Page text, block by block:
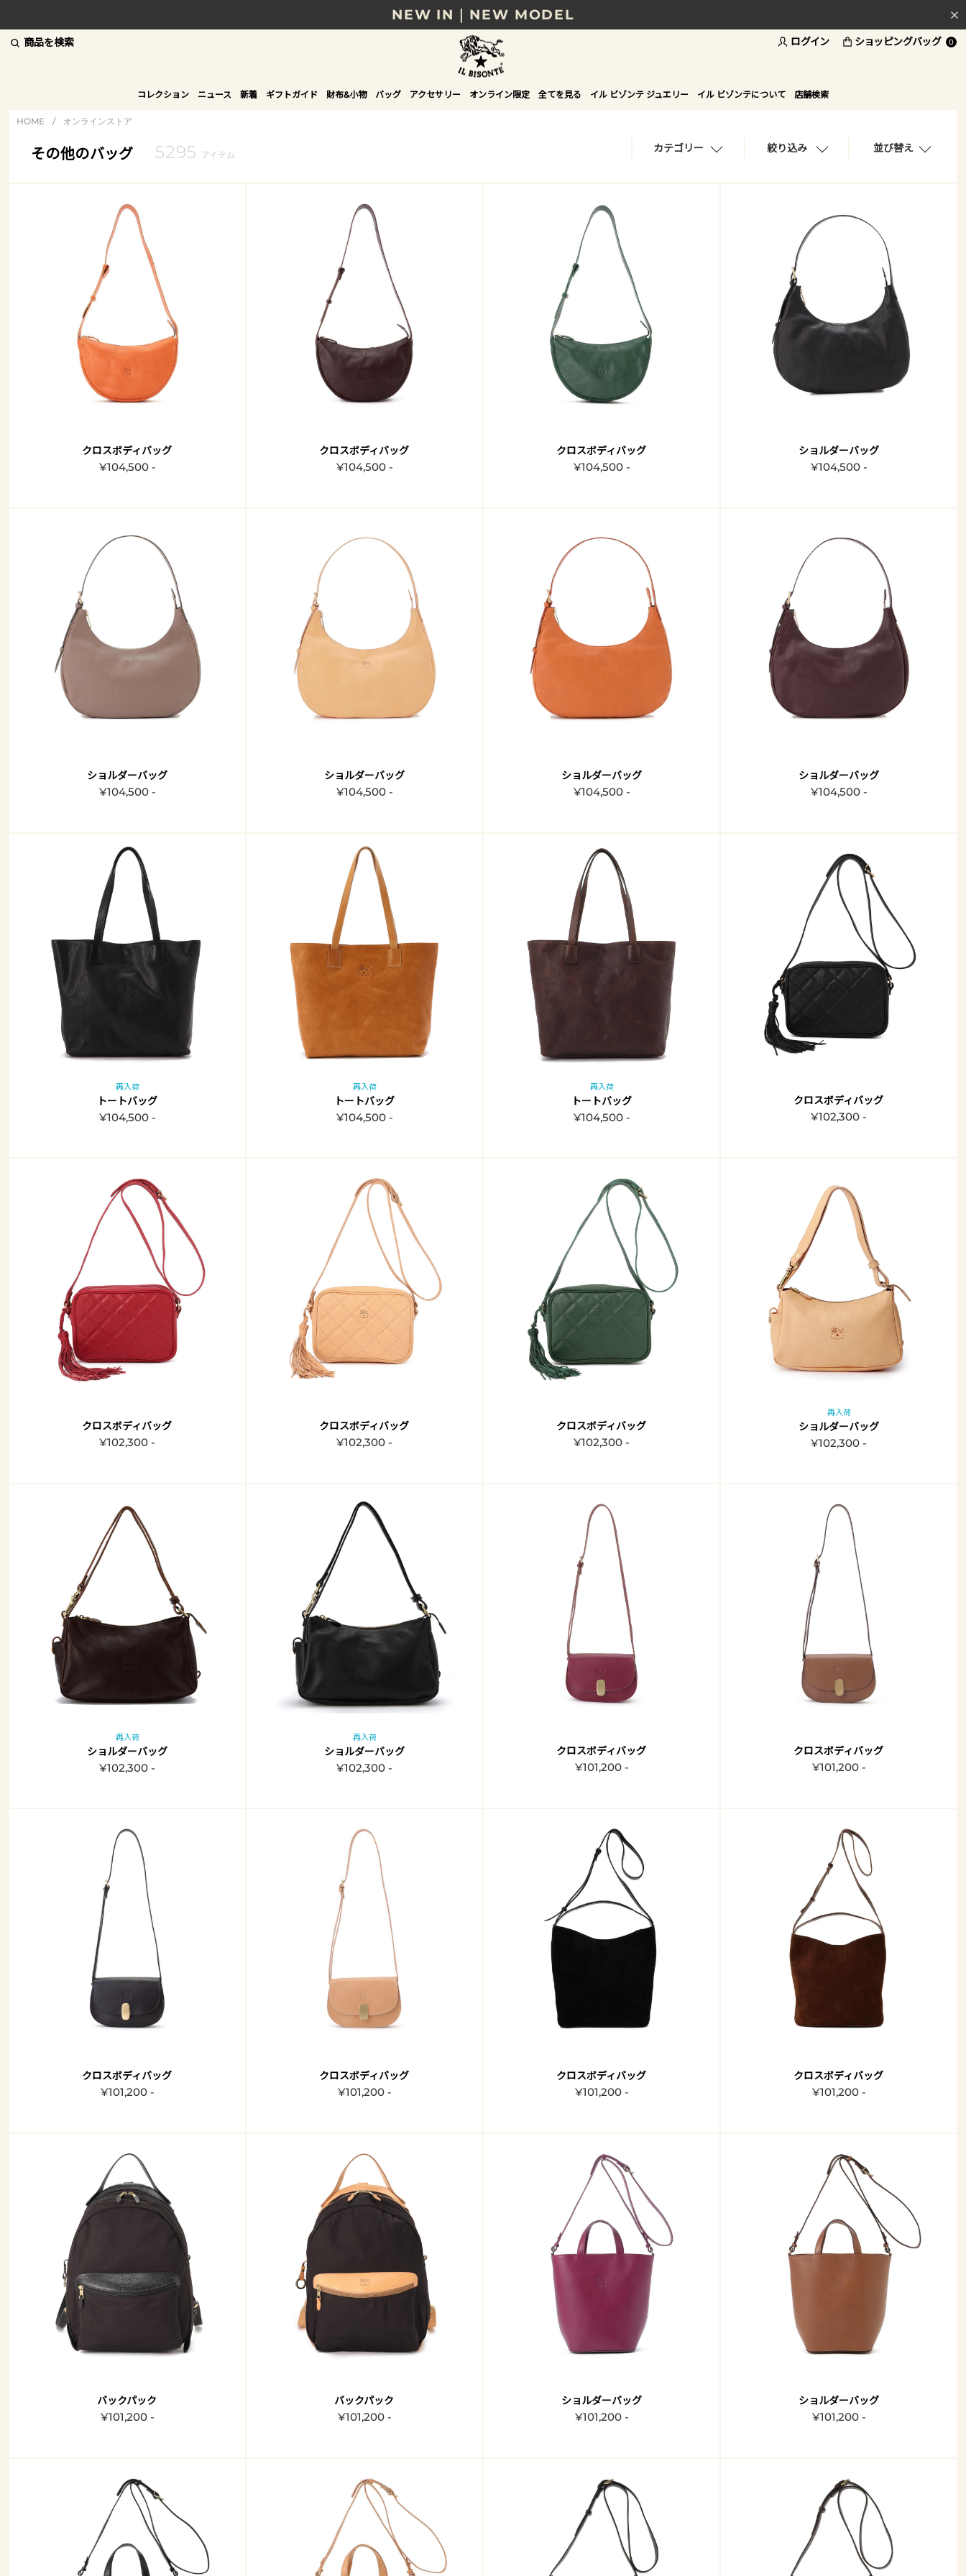
NEW IN｜NEW MODEL
8/17(月)10時まで｜税込11,000円以上で送料無料
贈る相手やシーンから選べる、新しいギフトガイド
NEW IN｜COLOR LEATHER
商品を検索 ログイン ショッピングバッグ 0
コレクション ニュース 新着 ギフトガイド 財布&小物 バッグ アクセサリー オンライン限定 全てを見る イル ビゾンテ ジュエリー イル ビゾンテについて 店舗検索
HOME / オンラインストア
その他のバッグ 5295 アイテム
カテゴリー 絞り込み 並び替え
クロスボディバッグ
¥104,500 -
クロスボディバッグ
¥104,500 -
クロスボディバッグ
¥104,500 -
ショルダーバッグ
¥104,500 -
ショルダーバッグ
¥104,500 -
ショルダーバッグ
¥104,500 -
ショルダーバッグ
¥104,500 -
ショルダーバッグ
¥104,500 -
再入荷
トートバッグ
¥104,500 -
再入荷
トートバッグ
¥104,500 -
再入荷
トートバッグ
¥104,500 -
クロスボディバッグ
¥102,300 -
クロスボディバッグ
¥102,300 -
クロスボディバッグ
¥102,300 -
クロスボディバッグ
¥102,300 -
再入荷
ショルダーバッグ
¥102,300 -
再入荷
ショルダーバッグ
¥102,300 -
再入荷
ショルダーバッグ
¥102,300 -
クロスボディバッグ
¥101,200 -
クロスボディバッグ
¥101,200 -
クロスボディバッグ
¥101,200 -
クロスボディバッグ
¥101,200 -
クロスボディバッグ
¥101,200 -
クロスボディバッグ
¥101,200 -
バックパック
¥101,200 -
バックパック
¥101,200 -
ショルダーバッグ
¥101,200 -
ショルダーバッグ
¥101,200 -